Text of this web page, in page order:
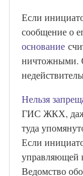
Если
сообщение о
основание
ничтожными.
Нельзя
ГИС ЖКХ,
туда
Если
управляющей
Ведомство